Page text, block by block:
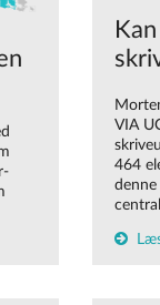
VIA
464